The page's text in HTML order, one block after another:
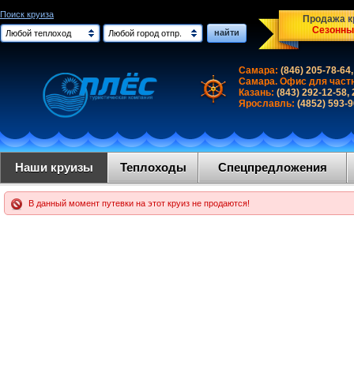
Поиск круиза
Любой теплоход
Любой город отпр. найти
Продажа
Самара: (846) 205-78-
Самара. Офис для
Казань: (843) 292-12-58,
Ярославль: (4852) 593-
Наши круизы Теплоходы Спецпредложения
В данный момент путевки на этот круиз не продаются!